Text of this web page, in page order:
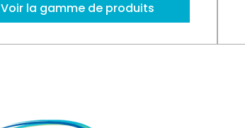
Voir la gamme de produits